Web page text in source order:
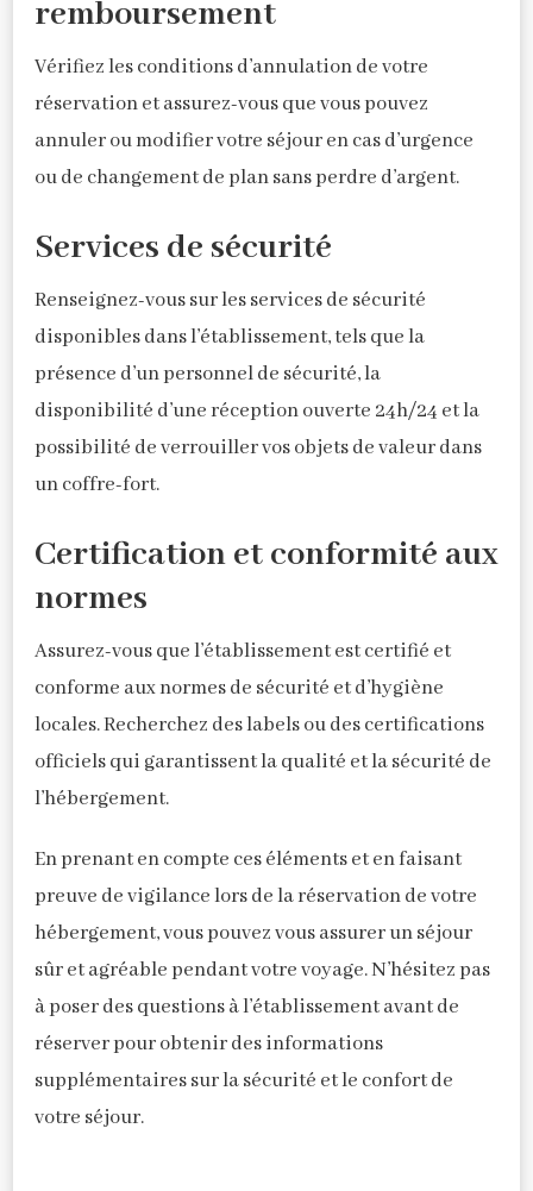
remboursement
Vérifiez les conditions d’annulation de votre
réservation et assurez-vous que vous pouvez
annuler ou modifier votre séjour en cas d’urgence
ou de changement de plan sans perdre d’argent.
Services de sécurité
Renseignez-vous sur les services de sécurité
disponibles dans l’établissement, tels que la
présence d’un personnel de sécurité, la
disponibilité d’une réception ouverte 24h/24 et la
possibilité de verrouiller vos objets de valeur dans
un coffre-fort.
Certification et conformité aux
normes
Assurez-vous que l’établissement est certifié et
conforme aux normes de sécurité et d’hygiène
locales. Recherchez des labels ou des certifications
officiels qui garantissent la qualité et la sécurité de
l’hébergement.
En prenant en compte ces éléments et en faisant
preuve de vigilance lors de la réservation de votre
hébergement, vous pouvez vous assurer un séjour
sûr et agréable pendant votre voyage. N’hésitez pas
à poser des questions à l’établissement avant de
réserver pour obtenir des informations
supplémentaires sur la sécurité et le confort de
votre séjour.